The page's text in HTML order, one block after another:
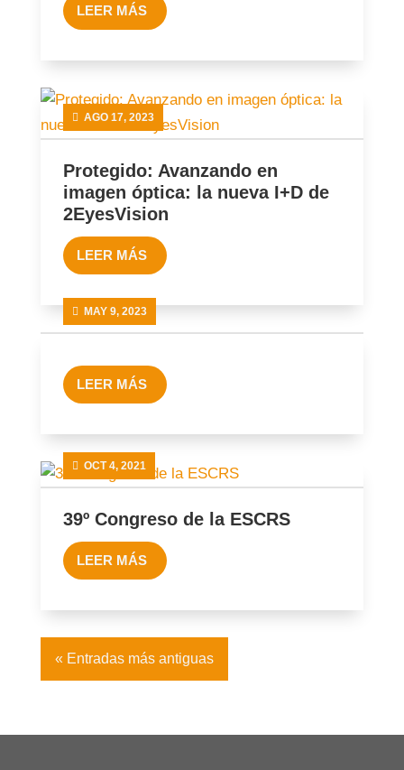
LEER MÁS
AGO 17, 2023
Protegido: Avanzando en
imagen óptica: la nueva I+D de
2EyesVision
LEER MÁS
MAY 9, 2023
LEER MÁS
OCT 4, 2021
39º Congreso de la ESCRS
LEER MÁS
« Entradas más antiguas